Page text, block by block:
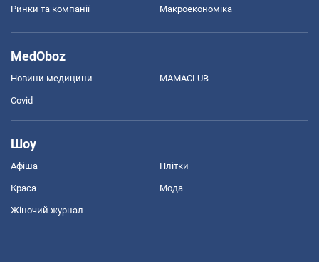
Ринки та компанії Макроекономіка
MedOboz
Новини медицини MAMACLUB
Covid
Шоу
Афіша Плітки
Краса Мода
Жіночий журнал